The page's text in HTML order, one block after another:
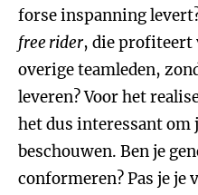
forse inspanning
free rider, die profiteert
overige teamleden,
leveren? Voor het
het dus interessant
beschouwen. Ben je
conformeren? Pas je je